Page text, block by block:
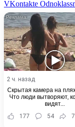
VKontakte
2 ч. назад
Скрытая камера на
Что люди вытворяют,
видят...
177
54